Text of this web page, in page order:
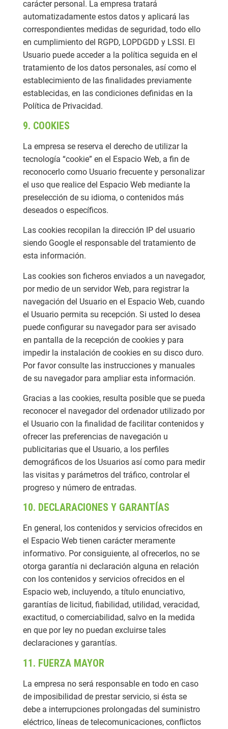
carácter personal. La empresa tratará
automatizadamente estos datos y aplicará las
correspondientes medidas de seguridad, todo ello
en cumplimiento del RGPD, LOPDGDD y LSSI. El
Usuario puede acceder a la política seguida en el
tratamiento de los datos personales, así como el
establecimiento de las finalidades previamente
establecidas, en las condiciones definidas en la
Política de Privacidad.
9. COOKIES
La empresa se reserva el derecho de utilizar la
tecnología “cookie” en el Espacio Web, a fin de
reconocerlo como Usuario frecuente y personalizar
el uso que realice del Espacio Web mediante la
preselección de su idioma, o contenidos más
deseados o específicos.
Las cookies recopilan la dirección IP del usuario
siendo Google el responsable del tratamiento de
esta información.
Las cookies son ficheros enviados a un navegador,
por medio de un servidor Web, para registrar la
navegación del Usuario en el Espacio Web, cuando
el Usuario permita su recepción. Si usted lo desea
puede configurar su navegador para ser avisado
en pantalla de la recepción de cookies y para
impedir la instalación de cookies en su disco duro.
Por favor consulte las instrucciones y manuales
de su navegador para ampliar esta información.
Gracias a las cookies, resulta posible que se pueda
reconocer el navegador del ordenador utilizado por
el Usuario con la finalidad de facilitar contenidos y
ofrecer las preferencias de navegación u
publicitarias que el Usuario, a los perfiles
demográficos de los Usuarios así como para medir
las visitas y parámetros del tráfico, controlar el
progreso y número de entradas.
10. DECLARACIONES Y GARANTÍAS
En general, los contenidos y servicios ofrecidos en
el Espacio Web tienen carácter meramente
informativo. Por consiguiente, al ofrecerlos, no se
otorga garantía ni declaración alguna en relación
con los contenidos y servicios ofrecidos en el
Espacio web, incluyendo, a título enunciativo,
garantías de licitud, fiabilidad, utilidad, veracidad,
exactitud, o comerciabilidad, salvo en la medida
en que por ley no puedan excluirse tales
declaraciones y garantías.
11. FUERZA MAYOR
La empresa no será responsable en todo en caso
de imposibilidad de prestar servicio, si ésta se
debe a interrupciones prolongadas del suministro
eléctrico, líneas de telecomunicaciones, conflictos